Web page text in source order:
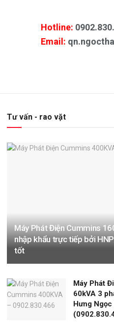
Hotline:
Email:
Tư vấn - rao vặt
Máy Phát Điện Cummins
nhập khẩu trực tiếp bởi
tốt
Máy Phát
60kVA 3
Hưng Ngọc